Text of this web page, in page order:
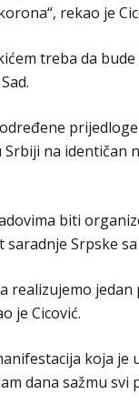
rekao je
treba da
na
biti
Srpske
realizujemo
je Cicović.
koja
dana sažmu